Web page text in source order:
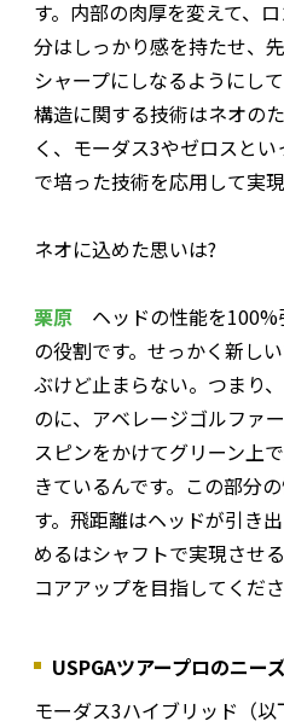
す。内部の肉厚を変えて、
分はしっかり感を持たせ、
シャープにしなるようにし
構造に関する技術はネオの
く、モーダス3やゼロスと
で培った技術を応用して実
――ネオに込めた思いは?
栗原 ヘッドの性能を100%
の役割です。せっかく新し
ぶけど止まらない。つまり
のに、アベレージゴルファ
スピンをかけてグリーン上
きているんです。この部分
す。飛距離はヘッドが引き
めるはシャフトで実現させ
コアアップを目指してくださ
USPGAツアープロのニー
――モーダス3ハイブリッド（